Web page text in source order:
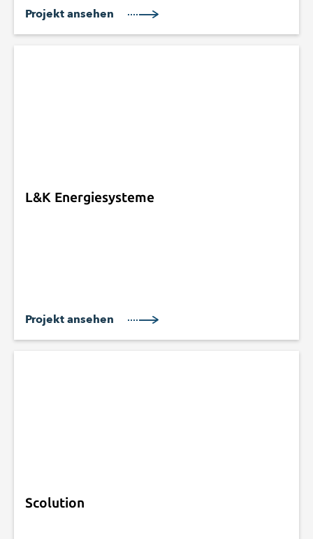
Projekt ansehen
L&K Energiesysteme
Projekt ansehen
Scolution